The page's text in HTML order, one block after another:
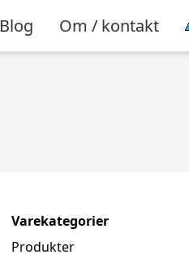
Blog Om / kontakt
Varekategorier
Produkter